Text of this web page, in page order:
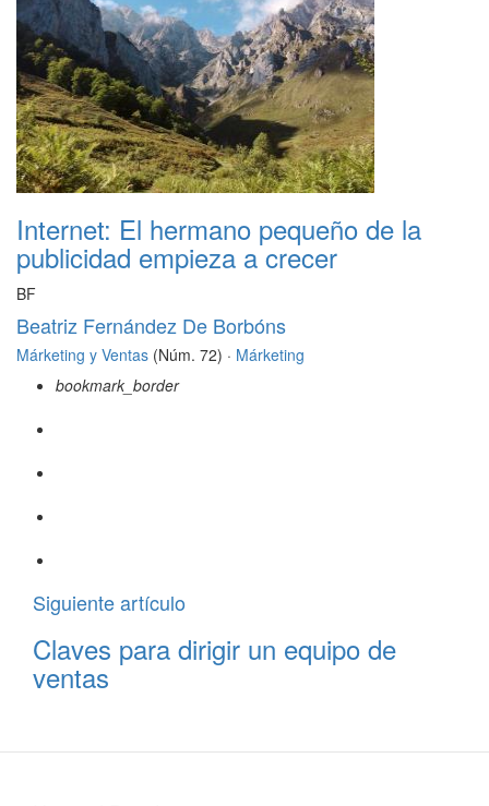
Internet: El hermano pequeño de la
publicidad empieza a crecer
BF
Beatriz Fernández De Borbóns
Márketing y Ventas (Núm. 72) · Márketing
bookmark_border
Siguiente artículo
Claves para dirigir un equipo de
ventas